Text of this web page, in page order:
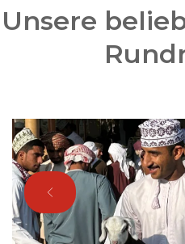
Unsere